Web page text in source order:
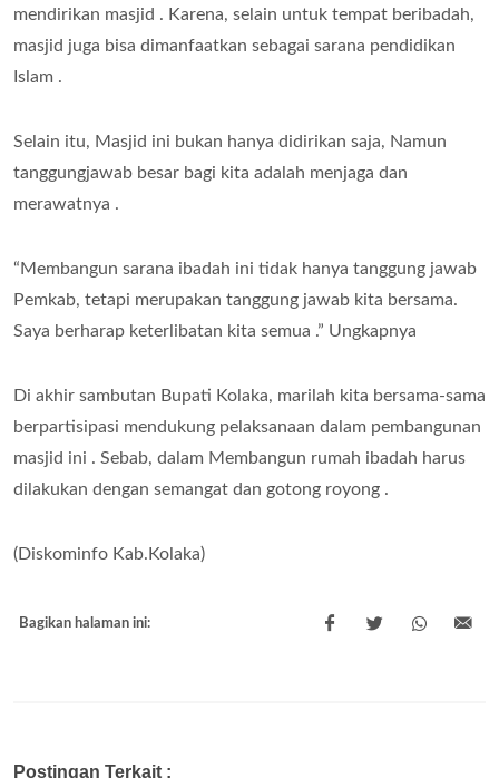
mendirikan masjid . Karena, selain untuk tempat beribadah,
masjid juga bisa dimanfaatkan sebagai sarana pendidikan
Islam .
Selain itu, Masjid ini bukan hanya didirikan saja, Namun
tanggungjawab besar bagi kita adalah menjaga dan
merawatnya .
“Membangun sarana ibadah ini tidak hanya tanggung jawab
Pemkab, tetapi merupakan tanggung jawab kita bersama.
Saya berharap keterlibatan kita semua .” Ungkapnya
Di akhir sambutan Bupati Kolaka, marilah kita bersama-sama
berpartisipasi mendukung pelaksanaan dalam pembangunan
masjid ini . Sebab, dalam Membangun rumah ibadah harus
dilakukan dengan semangat dan gotong royong .
(Diskominfo Kab.Kolaka)
Bagikan halaman ini:
Postingan Terkait :